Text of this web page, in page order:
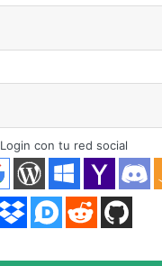
Acceder
Login con tu red social